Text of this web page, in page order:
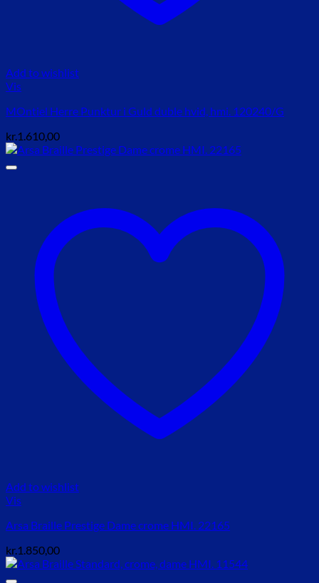
Add to wishlist
Vis
MOntiel Herre Punktur i Guld duble hvid, hmi. 120240/G
kr.1.610,00
Add to wishlist
Vis
Arsa Braille Prestige Dame crome HMI. 22165
kr.1.850,00